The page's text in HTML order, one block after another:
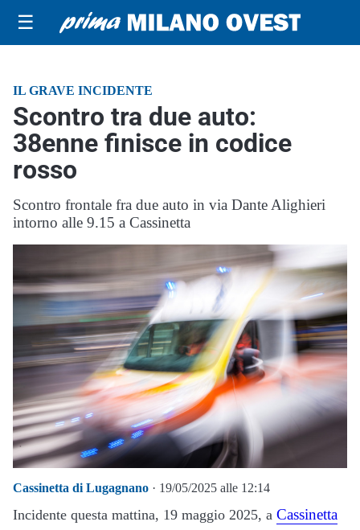
☰
IL GRAVE INCIDENTE
Scontro tra due auto:
38enne finisce in codice
rosso
Scontro frontale fra due auto in via Dante Alighieri
intorno alle 9.15 a Cassinetta
Cassinetta di Lugagnano · 19/05/2025 alle 12:14
Incidente questa mattina, 19 maggio 2025, a Cassinetta